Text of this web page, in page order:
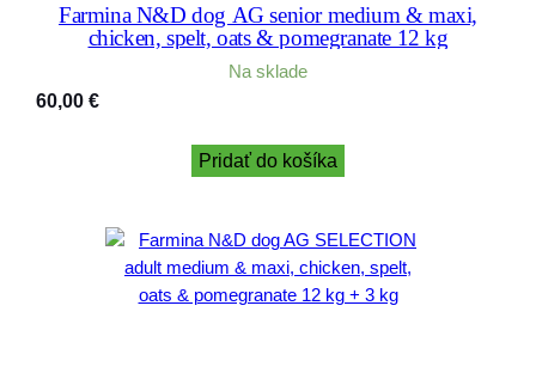
Farmina N&D dog AG senior medium & maxi,
chicken, spelt, oats & pomegranate 12 kg
Na sklade
60,00 €
Pridať do košíka